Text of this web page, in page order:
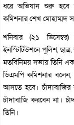
ধরে অভিযান শুরু হবে
কমিশনার শেখ মোহাম্মদ
শনিবার (২১ ডিসেম্বর)
ইনস্টিটিউশনে পুলিশ,
মতবিনিময় সভায় তিনি
ডিএমপি কমিশনার
আসতে হবে। চাঁদাবাজির
চাঁদাবাজি করবেন না।
তিনি।